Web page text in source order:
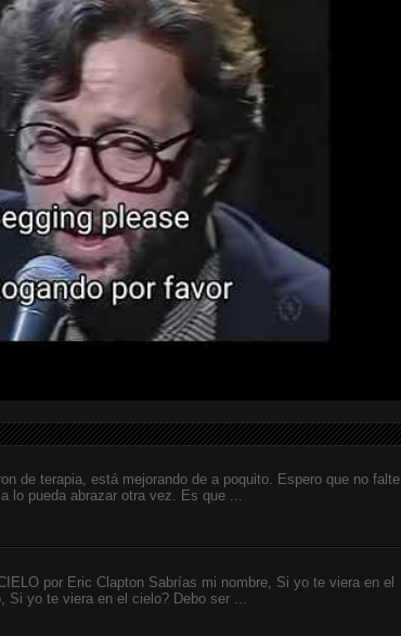
de terapia, está mejorando de a poquito. Espero que no falte
lo pueda abrazar otra vez. Es que ...
por Eric Clapton Sabrías mi nombre, Si yo te viera en el
Si yo te viera en el cielo? Debo ser ...